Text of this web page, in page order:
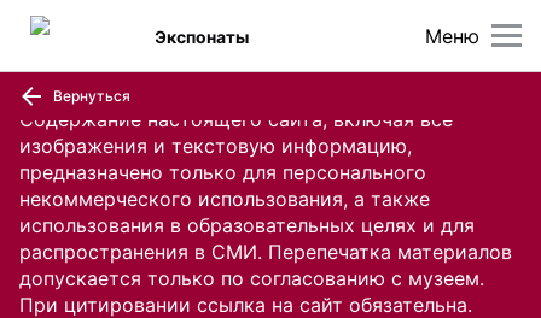
Содержание настоящего сайта, включая все
изображения и текстовую информацию,
предназначено только для персонального
некоммерческого использования, а также
использования в образовательных целях и для
распространения в СМИ. Перепечатка материалов
допускается только по согласованию с музеем.
При цитировании ссылка на сайт обязательна.
Меню
Экспонаты
Вернуться